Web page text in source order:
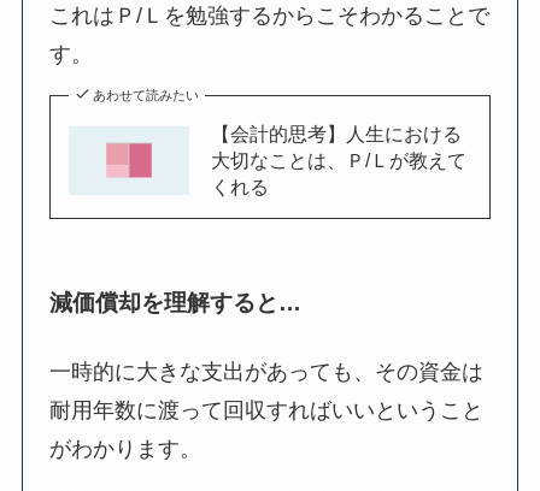
これはＰ/Ｌを勉強するからこそわかることで
す。
あわせて読みたい
【会計的思考】人生における
大切なことは、Ｐ/Ｌが教えて
くれる
減価償却を理解すると…
一時的に大きな支出があっても、その資金は
耐用年数に渡って回収すればいいということ
がわかります。